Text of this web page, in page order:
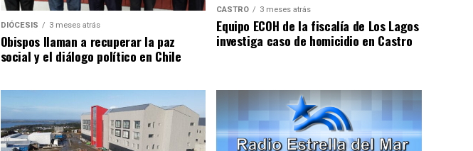
DIÓCESIS 3 meses atrás
Obispos llaman a recuperar la paz
social y el diálogo político en Chile
CASTRO 3 meses atrás
Equipo ECOH de la fiscalía de Los Lagos
investiga caso de homicidio en Castro